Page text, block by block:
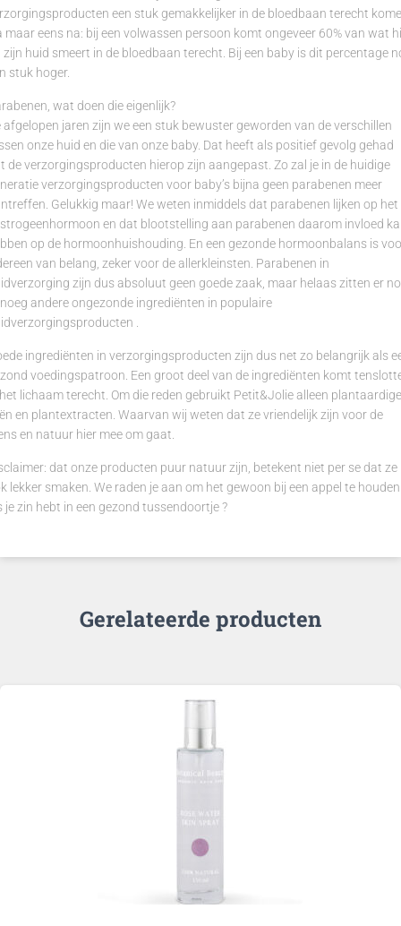
een stuk gemakkelijker in de bloedbaan terecht
maar eens na: bij een volwassen persoon komt ongeveer 60% van wat
zijn huid smeert in de bloedbaan terecht. Bij een baby is dit percentage
stuk hoger.
wat doen die eigenlijk?
afgelopen jaren zijn we een stuk bewuster geworden van de verschillen
onze huid en die van onze baby. Dat heeft als positief gevolg gehad
de verzorgingsproducten hierop zijn aangepast. Zo zal je in de huidige
verzorgingsproducten voor baby’s bijna geen parabenen meer
Gelukkig maar! We weten inmiddels dat parabenen lijken op het
en dat blootstelling aan parabenen daarom invloed
op de hormoonhuishouding. En een gezonde hormoonbalans is
van belang, zeker voor de allerkleinsten. Parabenen in
zijn dus absoluut geen goede zaak, maar helaas zitten er
andere ongezonde ingrediënten in populaire
.
ingrediënten in verzorgingsproducten zijn dus net zo belangrijk als
voedingspatroon. Een groot deel van de ingrediënten komt
lichaam terecht. Om die reden gebruikt Petit&Jolie alleen plantaardige
en plantextracten. Waarvan wij weten dat ze vriendelijk zijn voor de
en natuur hier mee om gaat.
dat onze producten puur natuur zijn, betekent niet per se dat ze
lekker smaken. We raden je aan om het gewoon bij een appel te houden
je zin hebt in een gezond tussendoortje ?
Gerelateerde producten